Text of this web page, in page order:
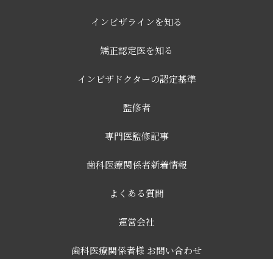
インビザラインを知る
矯正認定医を知る
インビザドクターの認定基準
監修者
専門医監修記事
歯科医療関係者新着情報
よくある質問
運営会社
歯科医療関係者様 お問い合わせ